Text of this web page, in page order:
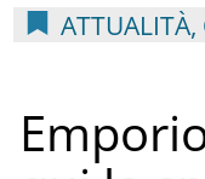
ATTUALITÀ,